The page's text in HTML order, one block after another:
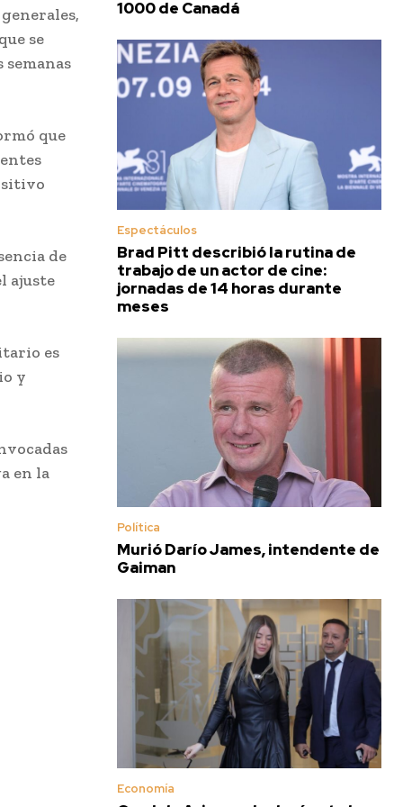
se
que
de
ajuste
es
y
en la
1000 de Canadá
Espectáculos
Brad Pitt describió la rutina de
trabajo de un actor de cine:
jornadas de 14 horas durante
meses
Política
Murió Darío James, intendente de
Gaiman
Economía